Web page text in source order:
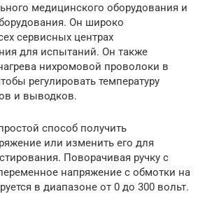
медицинского оборудования и
Он широко
сервисных центрах
для испытаний. Он также
нихромовой проволоки в
регулировать температуру
и выводков.
способ получить
или изменить его для
Поворачивая ручку с
напряжение с обмотки на
в диапазоне от 0 до 300 вольт.